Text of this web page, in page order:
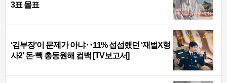
3표 몰표
‘김부장’이 문제가 아냐‥11% 섭섭했던 ‘재벌X형
사2’ 돈·빽 총동원해 컴백 [TV보고서]